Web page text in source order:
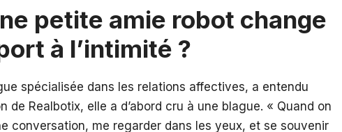
petite amie robot change
à l’intimité ?
spécialisée dans les relations affectives, a entendu
de Realbotix, elle a d’abord cru à une blague. « Quand on
conversation, me regarder dans les yeux, et se souvenir